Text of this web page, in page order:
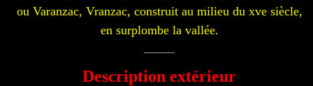
ou Varanzac, Vranzac, construit au milieu du xve siècle,
en surplombe la vallée.
Description extérieur